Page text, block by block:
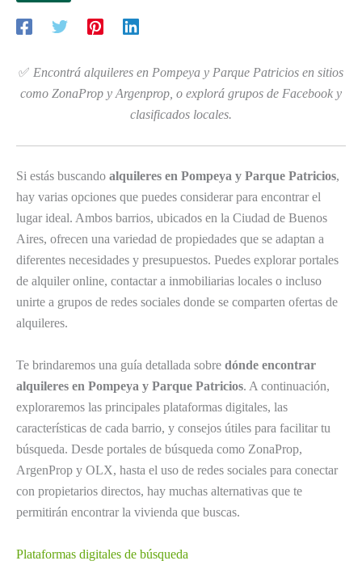
✅ Encontrá alquileres en Pompeya y Parque Patricios en sitios
como ZonaProp y Argenprop, o explorá grupos de Facebook y
clasificados locales.
Si estás buscando alquileres en Pompeya y Parque Patricios,
hay varias opciones que puedes considerar para encontrar el
lugar ideal. Ambos barrios, ubicados en la Ciudad de Buenos
Aires, ofrecen una variedad de propiedades que se adaptan a
diferentes necesidades y presupuestos. Puedes explorar portales
de alquiler online, contactar a inmobiliarias locales o incluso
unirte a grupos de redes sociales donde se comparten ofertas de
alquileres.
Te brindaremos una guía detallada sobre dónde encontrar
alquileres en Pompeya y Parque Patricios. A continuación,
exploraremos las principales plataformas digitales, las
características de cada barrio, y consejos útiles para facilitar tu
búsqueda. Desde portales de búsqueda como ZonaProp,
ArgenProp y OLX, hasta el uso de redes sociales para conectar
con propietarios directos, hay muchas alternativas que te
permitirán encontrar la vivienda que buscas.
Plataformas digitales de búsqueda